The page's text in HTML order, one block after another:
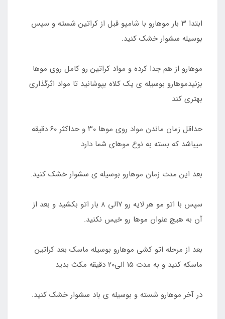
ابتدا ۳ بار موهارو با شامپو قبل از کراتین شسته و سپس
بوسیله سشوار خشک کنید.
موهارو از هم جدا کرده و مواد کراتین رو کامل روی موها
بزنیدموهارو بوسیله ی یک کلاه بپوشانید تا مواد اثرگذاری
بهتری کند
حداقل زمان ماندن مواد روی موها ۳۰ و حداکثر ۶۰ دقیقه
میباشد که بسته به نوع موهای شما دارد
بعد این مدت زمان موهارو بوسیله ی سشوار خشک کنید.
سپس با اتو مو هر لایه رو ۷الی ۸ بار اتو بکشید و بعد از
آن به هیچ عنوان موها رو خیس نکنید.
بعد از مرحله اتو کشی موهارو بوسیله ماسک بعد کراتین
ماسکه کنید و به مدت ۱۵ الی۲۰ دقیقه مکث بدید
در آخر موهارو شسته و بوسیله ی باد سشوار خشک کنید.